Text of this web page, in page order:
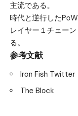
主流である。
時代と逆行した
レイヤー１チェー
る。
参考文献
Iron Fish Twitter
The Block